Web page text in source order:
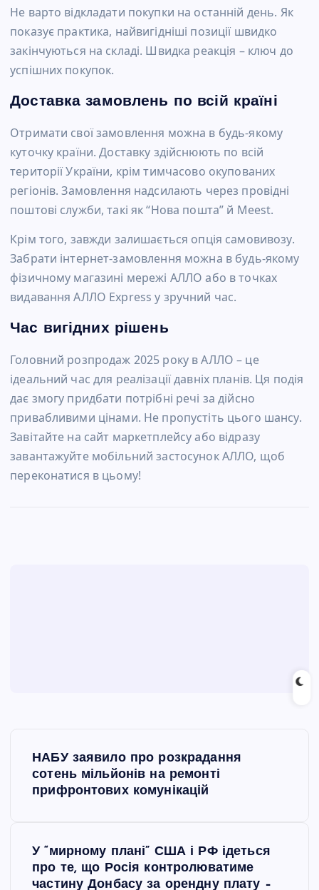
Не варто відкладати покупки на останній день. Як
показує практика, найвигідніші позиції швидко
закінчуються на складі. Швидка реакція – ключ до
успішних покупок.
Доставка замовлень по всій країні
Отримати свої замовлення можна в будь-якому
куточку країни. Доставку здійснюють по всій
території України, крім тимчасово окупованих
регіонів. Замовлення надсилають через провідні
поштові служби, такі як “Нова пошта” й Meest.
Крім того, завжди залишається опція самовивозу.
Забрати інтернет-замовлення можна в будь-якому
фізичному магазині мережі АЛЛО або в точках
видавання АЛЛО Express у зручний час.
Час вигідних рішень
Головний розпродаж 2025 року в АЛЛО – це
ідеальний час для реалізації давніх планів. Ця подія
дає змогу придбати потрібні речі за дійсно
привабливими цінами. Не пропустіть цього шансу.
Завітайте на сайт маркетплейсу або відразу
завантажуйте мобільний застосунок АЛЛО, щоб
переконатися в цьому!
НАБУ заявило про розкрадання
сотень мільйонів на ремонті
прифронтових комунікацій
У “мирному плані” США і РФ ідеться
про те, що Росія контролюватиме
частину Донбасу за орендну плату –